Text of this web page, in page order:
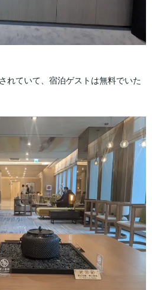
れていて、宿泊ゲストは無料でいた